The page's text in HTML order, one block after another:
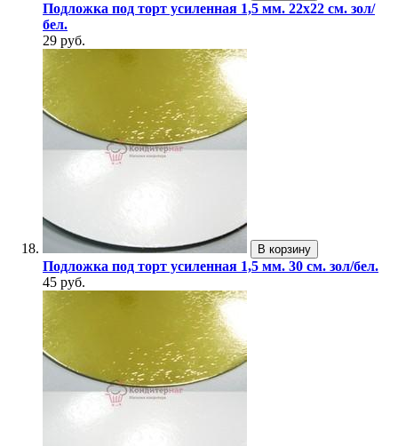
Подложка под торт усиленная 1,5 мм. 22х22 см. зол/
бел.
29 руб.
В корзину
Подложка под торт усиленная 1,5 мм. 30 см. зол/бел.
45 руб.